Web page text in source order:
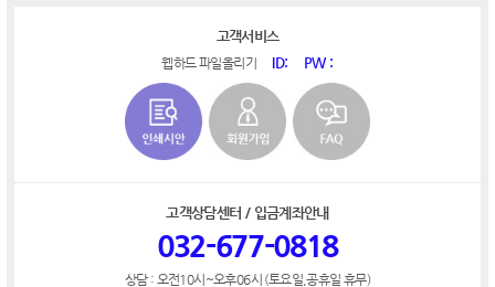
고객서비스
웹하드 파일올리기 ID: PW :
고객상담센터 / 입금계좌안내
032-677-0818
상담 : 오전10시~오후06시 (토요일,공휴일 휴무)